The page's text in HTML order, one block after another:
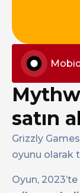
satın
Grizzly
oyunu olarak
Oyun, 2023’te